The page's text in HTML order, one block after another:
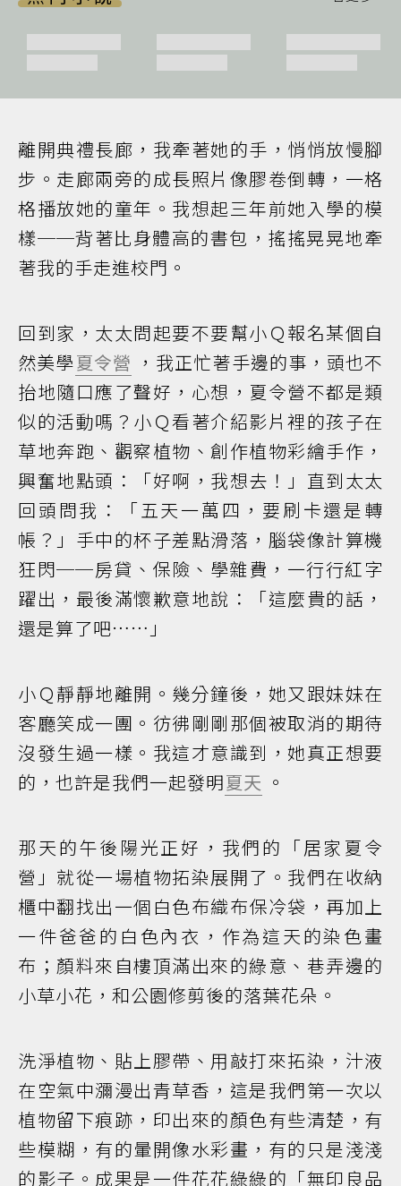
離開典禮長廊，我牽著她的手，悄悄放慢腳
步。走廊兩旁的成長照片像膠卷倒轉，一格
格播放她的童年。我想起三年前她入學的模
樣──背著比身體高的書包，搖搖晃晃地牽
著我的手走進校門。
回到家，太太問起要不要幫小Ｑ報名某個自
然美學夏令營 ，我正忙著手邊的事，頭也不
抬地隨口應了聲好，心想，夏令營不都是類
似的活動嗎？小Ｑ看著介紹影片裡的孩子在
草地奔跑、觀察植物、創作植物彩繪手作，
興奮地點頭：「好啊，我想去！」直到太太
回頭問我：「五天一萬四，要刷卡還是轉
帳？」手中的杯子差點滑落，腦袋像計算機
狂閃──房貸、保險、學雜費，一行行紅字
躍出，最後滿懷歉意地說：「這麼貴的話，
還是算了吧……」
小Ｑ靜靜地離開。幾分鐘後，她又跟妹妹在
客廳笑成一團。彷彿剛剛那個被取消的期待
沒發生過一樣。我這才意識到，她真正想要
的，也許是我們一起發明夏天 。
那天的午後陽光正好，我們的「居家夏令
營」就從一場植物拓染展開了。我們在收納
櫃中翻找出一個白色布織布保冷袋，再加上
一件爸爸的白色內衣，作為這天的染色畫
布；顏料來自樓頂滿出來的綠意、巷弄邊的
小草小花，和公園修剪後的落葉花朵。
洗淨植物、貼上膠帶、用敲打來拓染，汁液
在空氣中瀰漫出青草香，這是我們第一次以
植物留下痕跡，印出來的顏色有些清楚，有
些模糊，有的暈開像水彩畫，有的只是淺淺
的影子。成果是一件花花綠綠的「無印良品